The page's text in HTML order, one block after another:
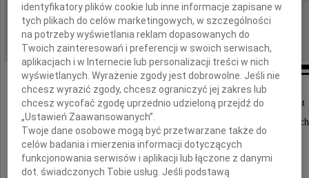
REGION: Katowice
DATA EMISJI: 02.12.2024
W dniu 26 listopada 2024 roku w wieku 69 lat
zmarł opatrzony świętymi sakramentami nasz
identyfikatory plików cookie lub inne informacje zapisane w
tych plikach do celów marketingowych, w szczególności
na potrzeby wyświetlania reklam dopasowanych do
Twoich zainteresowań i preferencji w swoich serwisach,
aplikacjach i w Internecie lub personalizacji treści w nich
wyświetlanych. Wyrażenie zgody jest dobrowolne. Jeśli nie
chcesz wyrazić zgody, chcesz ograniczyć jej zakres lub
chcesz wycofać zgodę uprzednio udzieloną przejdź do
„Ustawień Zaawansowanych”.
Twoje dane osobowe mogą być przetwarzane także do
celów badania i mierzenia informacji dotyczących
funkcjonowania serwisów i aplikacji lub łączone z danymi
dot. świadczonych Tobie usług. Jeśli podstawą